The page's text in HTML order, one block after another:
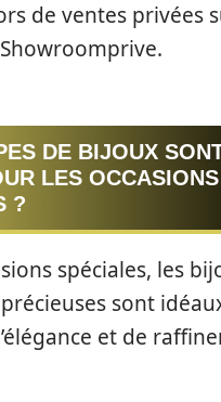
de ventes privées
DE BIJOUX
LES OCCASIONS
?
spéciales, les
sont
et de